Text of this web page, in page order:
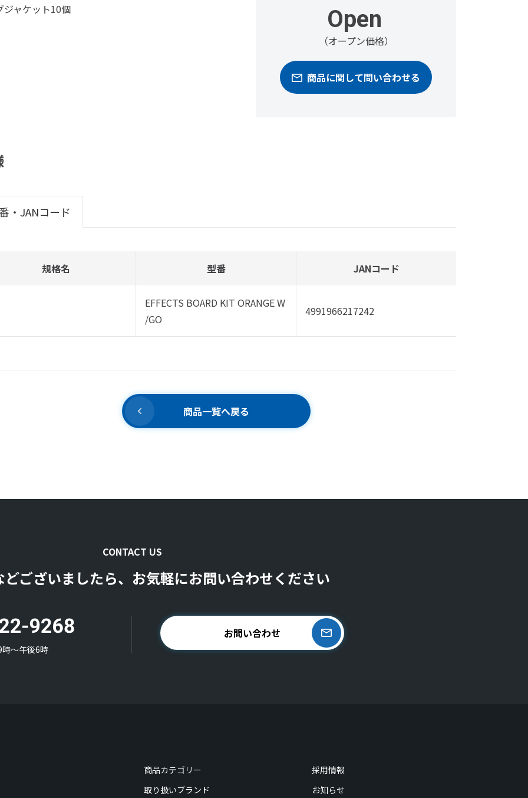
ジャケット10個
Open
（オープン価格）
商品に関して問い合わせる
・JANコード
規格名 型番 JANコード
EFFECTS BOARD KIT ORANGE W
/GO
4991966217242
商品一覧へ戻る
CONTACT US
ございましたら、お気軽にお問い合わせください
〜午後6時
お問い合わせ
商品カテゴリー
採用情報
取り扱いブランド
お知らせ